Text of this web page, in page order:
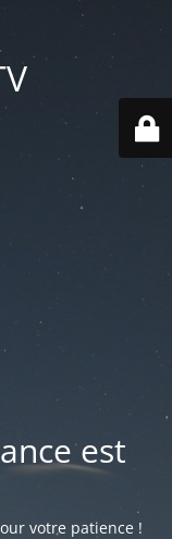
est
votre patience !